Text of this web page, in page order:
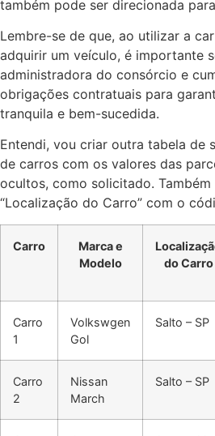
também pode ser direcionada
Lembre-se de que, ao utilizar a
adquirir um veículo, é importante
administradora do consórcio e
obrigações contratuais para
tranquila e bem-sucedida.
Entendi, vou criar outra tabela de
de carros com os valores das
ocultos, como solicitado. Também
“Localização do Carro” com o
Carro
Marca e
Modelo
do Carro
Carro
1
Volkswgen
Gol
Salto – SP
Carro
2
Nissan
March
Salto – SP